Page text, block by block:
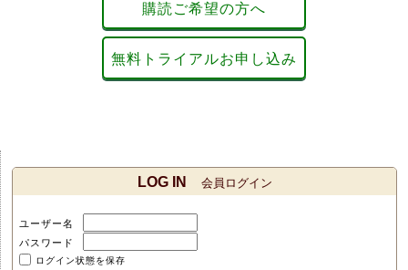
購読ご希望の方へ
無料トライアルお申し込み
LOG IN 会員ログイン
ユーザー名
パスワード
ログイン状態を保存